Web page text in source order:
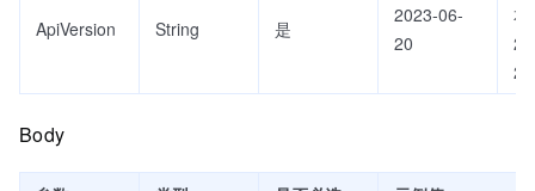
ApiVersion String 是
2023-06-
20
本
20
Body